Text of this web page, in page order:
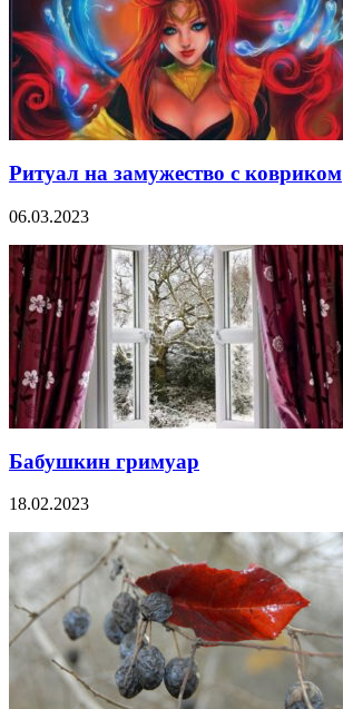
Ритуал на замужество с ковриком
06.03.2023
Бабушкин гримуар
18.02.2023